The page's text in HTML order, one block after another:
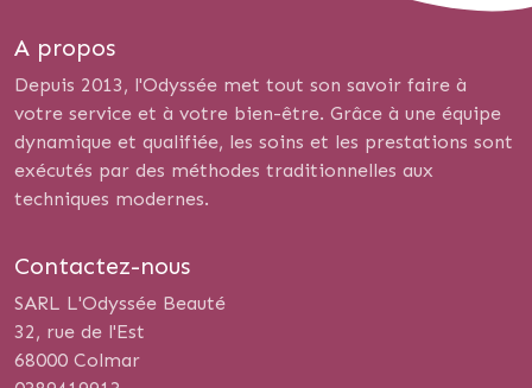
A propos
Depuis 2013, l'Odyssée met tout son savoir faire à
votre service et à votre bien-être. Grâce à une équipe
dynamique et qualifiée, les soins et les prestations sont
exécutés par des méthodes traditionnelles aux
techniques modernes.
Contactez-nous
SARL L'Odyssée Beauté
32, rue de l'Est
68000 Colmar